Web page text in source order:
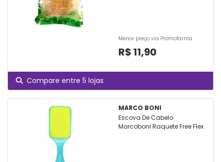
Menor preço via Promofarma
R$ 11,90
Compare entre 5 lojas
MARCO BONI
Escova De Cabelo
Marcoboni Raquete Free Flex